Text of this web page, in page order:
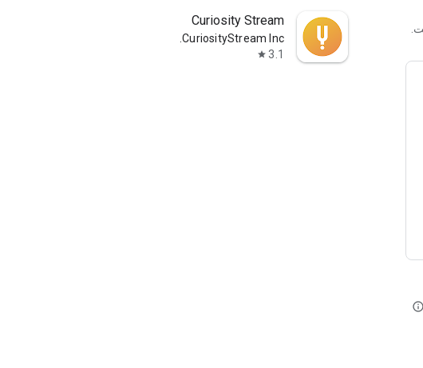
info_outline
Curiosity Stream
CuriosityStream Inc.
3.1
star